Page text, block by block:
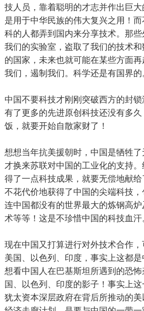
技人员，靠着聪明的才志并作出巨
是用于中华民族的伟大复兴之用！
科的人都弄到国内来分享技术。那
我们的实验室，盗取了我们的技术
的国家，未来也就可能在某些方面
我们，遏制我们。科学还是有国界的
中国不要科技才刚刚突破西方的封
有了更多的先进原创科技还没有多
饭，就要开始自散家财了！
想想当年抗美援朝时，中国是牺牲了
才换来苏联对中国的工业化的支持
得了一点科技成果，就要无偿地献
不花代价地获得了中国的尖端科技
连中国都没有的世界最大的炼钢高
术等等！这是不珍惜中国的科技血汗
现在中国又打算进行对外技术合作
美国、以色列、印度，事实上这都
想看中国人在巴基斯坦所遇到的恐
国、以色列、印度的影子！事实上
犹太资本深层政府在背后所推动的